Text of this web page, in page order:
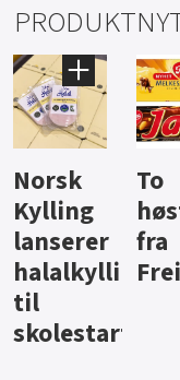
Knalltall
for Açai
Bowl
bli
i